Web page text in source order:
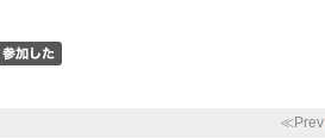
≪Prev